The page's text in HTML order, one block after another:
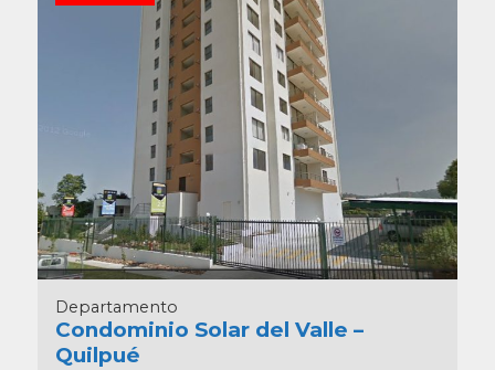
Departamento
Condominio Solar del Valle –
Quilpué